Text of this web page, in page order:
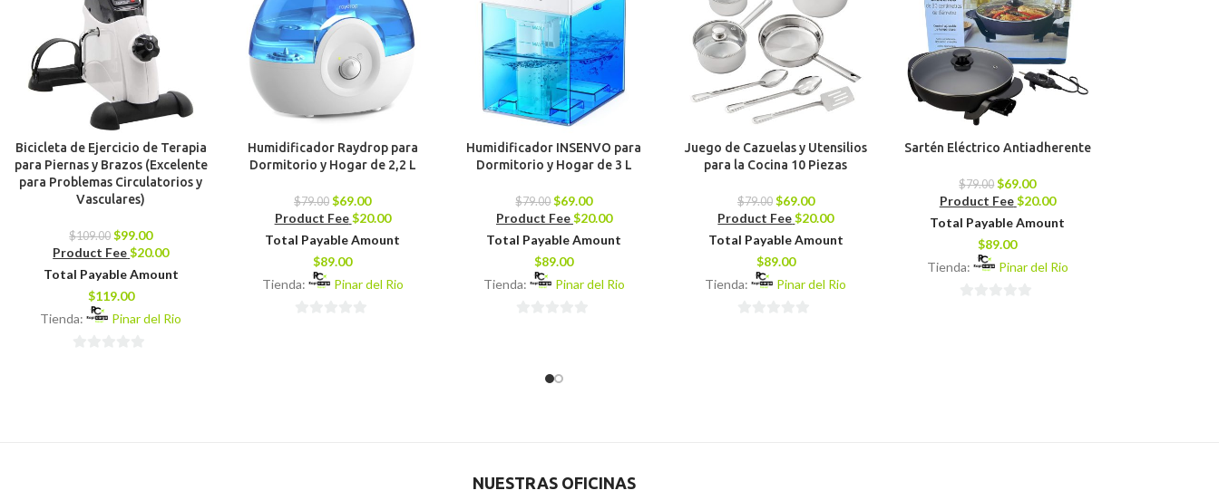
Bicicleta de Ejercicio de Terapia
para Piernas y Brazos (Excelente
para Problemas Circulatorios y
Vasculares)
$109.00 $99.00
Product Fee$20.00
Total Payable Amount
$119.00
Tienda:
Pinar del Rio
Humidificador Raydrop para
Dormitorio y Hogar de 2,2 L
$79.00 $69.00
Product Fee $20.00
Total Payable Amount
$89.00
Tienda:
Pinar del Rio
Humidificador INSENVO para
Dormitorio y Hogar de 3 L
$79.00 $69.00
Product Fee$20.00
Total Payable Amount
$89.00
Tienda:
Pinar del Rio
Juego de Cazuelas y Utensilios
para la Cocina 10 Piezas
$79.00 $69.00
Product Fee$20.00
Total Payable Amount
$89.00
Tienda:
Pinar del Rio
Sartén Eléctrico Antiadherente
$79.00 $69.00
Product Fee$20.00
Total Payable Amount
$89.00
Tienda:
Pinar del Rio
NUESTRAS OFICINAS